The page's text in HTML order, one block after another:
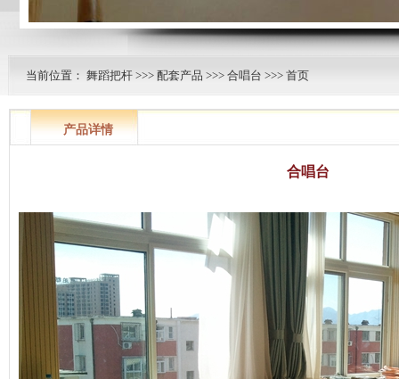
当前位置： 舞蹈把杆 >>> 配套产品 >>> 合唱台 >>> 首页
产品详情
合唱台